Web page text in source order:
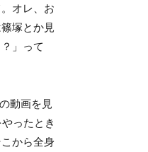
オレ、お
塚とか見
」って
動画を見
ったとき
から全身